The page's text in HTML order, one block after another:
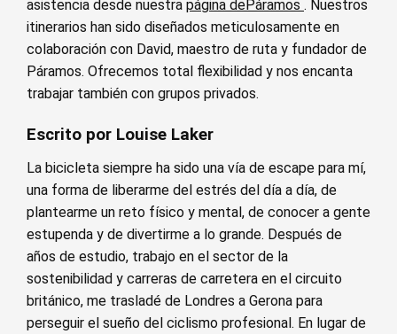
asistencia desde nuestra página dePáramos . Nuestros
itinerarios han sido diseñados meticulosamente en
colaboración con David, maestro de ruta y fundador de
Páramos. Ofrecemos total flexibilidad y nos encanta
trabajar también con grupos privados.
Escrito por Louise Laker
La bicicleta siempre ha sido una vía de escape para mí,
una forma de liberarme del estrés del día a día, de
plantearme un reto físico y mental, de conocer a gente
estupenda y de divertirme a lo grande. Después de
años de estudio, trabajo en el sector de la
sostenibilidad y carreras de carretera en el circuito
británico, me trasladé de Londres a Gerona para
perseguir el sueño del ciclismo profesional. En lugar de